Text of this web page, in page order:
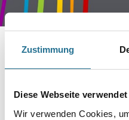
Zustimmung
Diese Webseite
Wir verwenden Cookies,
EIN KLEINER
IST